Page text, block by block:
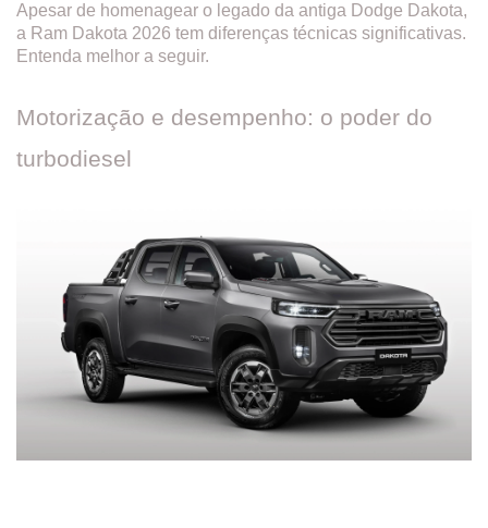
Apesar de homenagear o legado da antiga Dodge Dakota,
a Ram Dakota 2026 tem diferenças técnicas significativas.
Entenda melhor a seguir.
Motorização e desempenho: o poder do
turbodiesel